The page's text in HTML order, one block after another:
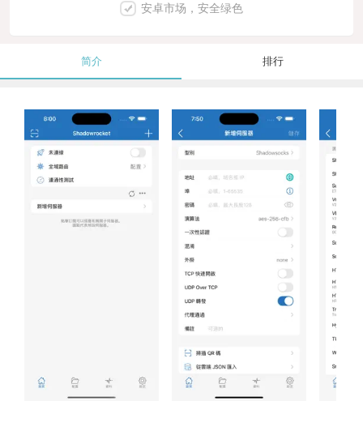
安卓市场，安全绿色
简介 排行